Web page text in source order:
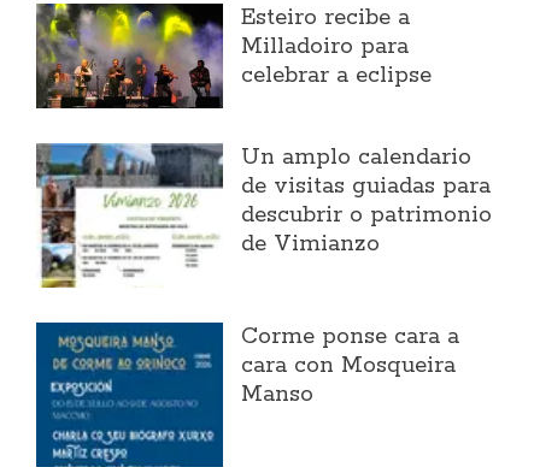
Esteiro recibe a
Milladoiro para
celebrar a eclipse
Un amplo calendario
de visitas guiadas para
descubrir o patrimonio
de Vimianzo
Corme ponse cara a
cara con Mosqueira
Manso